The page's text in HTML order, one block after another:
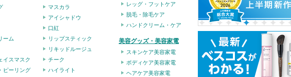
ーム
イスマスク
ピーリング
マスカラ
アイシャドウ
口紅
リップスティック
リキッドルージュ
チーク
ハイライト
レッグ・フットケア
脱毛・除毛ケア
ハンドクリーム・ケア
美容グッズ・美容家電
スキンケア美容家電
ボディケア美容家電
ヘアケア美容家電